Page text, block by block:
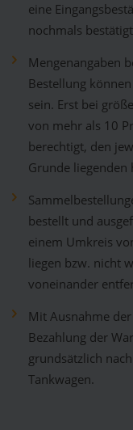
eine
nochmals
Mengenangaben
Bestellung
sein. Erst bei
von mehr als 10
berechtigt, den
Grunde liegenden
bestellt und
einem Umkreis
liegen bzw. nicht
voneinander
Mit Ausnahme
Bezahlung der
grundsätzlich
Tankwagen.